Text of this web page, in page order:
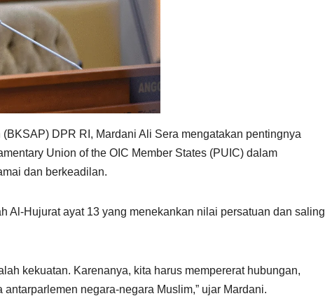
DPR RI, Mardani Ali Sera mengatakan pentingnya
Union of the OIC Member States (PUIC) dalam
dan berkeadilan.
Al-Hujurat ayat 13 yang menekankan nilai persatuan dan saling
kekuatan. Karenanya, kita harus mempererat hubungan,
negara-negara Muslim,” ujar Mardani.